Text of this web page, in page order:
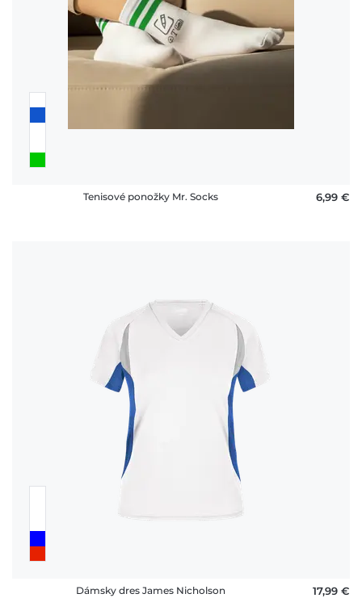
Tenisové ponožky Mr. Socks 6,99 €
Dámsky dres James Nicholson 17,99 €